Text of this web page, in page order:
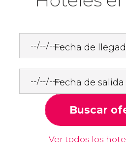
Fecha de
Fecha de salida
Buscar
Ver todos los